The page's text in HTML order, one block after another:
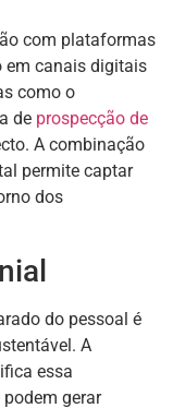
com plataformas
em canais digitais
como o
de prospecção de
A combinação
permite captar
dos
do pessoal é
A
essa
gerar